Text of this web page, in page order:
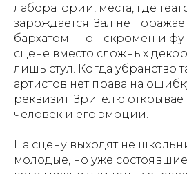
лаборатории, места, где
зарождается. Зал не
бархатом — он скромен и
сцене вместо сложных
лишь стул. Когда убранство
артистов нет права на
реквизит. Зрителю
человек и его эмоции.
На сцену выходят не
молодые, но уже